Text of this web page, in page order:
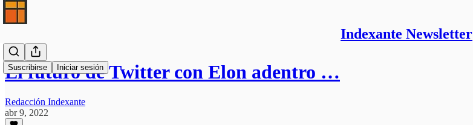
Indexante Newsletter
Suscribirse Iniciar sesión
El futuro de Twitter con Elon adentro …
Redacción Indexante
abr 9, 2022